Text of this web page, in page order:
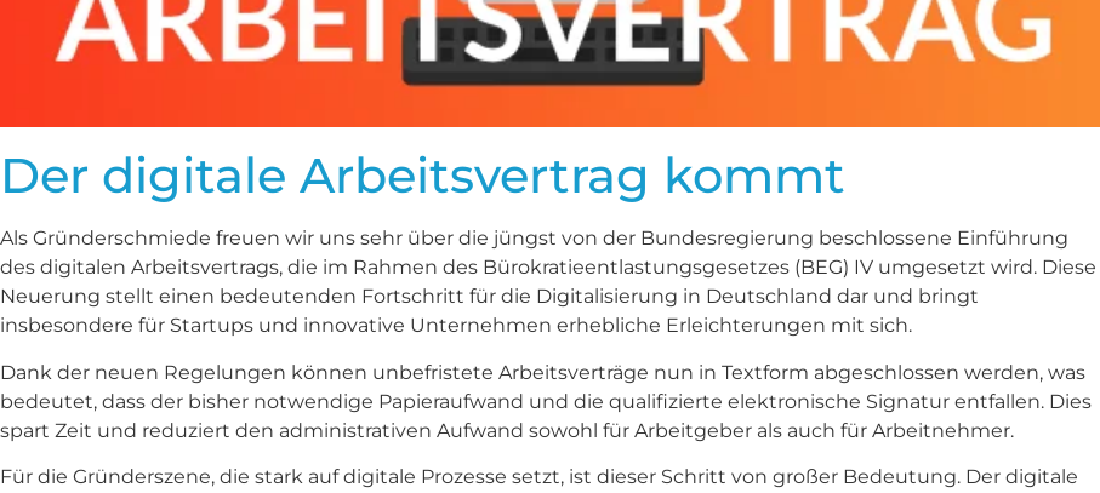
Der digitale Arbeitsvertrag kommt
Als Gründerschmiede freuen wir uns sehr über die jüngst von der Bundesregierung beschlossene Einführung
des digitalen Arbeitsvertrags, die im Rahmen des Bürokratieentlastungsgesetzes (BEG) IV umgesetzt wird. Diese
Neuerung stellt einen bedeutenden Fortschritt für die Digitalisierung in Deutschland dar und bringt
insbesondere für Startups und innovative Unternehmen erhebliche Erleichterungen mit sich.
Dank der neuen Regelungen können unbefristete Arbeitsverträge nun in Textform abgeschlossen werden, was
bedeutet, dass der bisher notwendige Papieraufwand und die qualifizierte elektronische Signatur entfallen. Dies
spart Zeit und reduziert den administrativen Aufwand sowohl für Arbeitgeber als auch für Arbeitnehmer.
Für die Gründerszene, die stark auf digitale Prozesse setzt, ist dieser Schritt von großer Bedeutung. Der digitale